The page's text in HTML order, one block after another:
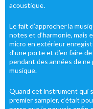
acoustique.
Le fait d’approcher la
notes et d’harmonie, mais
micro en extérieur
d’une porte et d’en faire
pendant des années de ne
musique.
Quand cet instrument qui
premier sampler, c’était